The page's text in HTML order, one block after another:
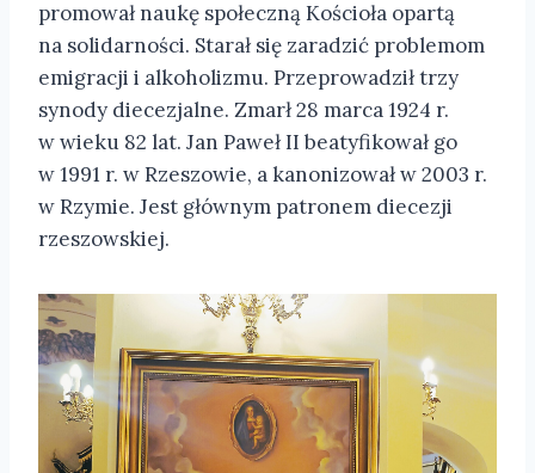
promował naukę społeczną Kościoła opartą
na solidarności. Starał się zaradzić problemom
emigracji i alkoholizmu. Przeprowadził trzy
synody diecezjalne. Zmarł 28 marca 1924 r.
w wieku 82 lat. Jan Paweł II beatyfikował go
w 1991 r. w Rzeszowie, a kanonizował w 2003 r.
w Rzymie. Jest głównym patronem diecezji
rzeszowskiej.